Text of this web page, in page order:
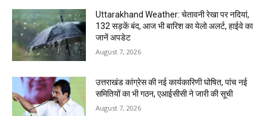
Uttarakhand Weather: चेतावनी रेखा पर नदियां,
132 सड़कें बंद, आज भी बारिश का येलो अलर्ट, हाईवे का
जानें अपडेट
August 7, 2026
उत्तराखंड कांग्रेस की नई कार्यकारिणी घोषित, पांच नई
समितियों का भी गठन, एआईसीसी ने जारी की सूची
August 7, 2026